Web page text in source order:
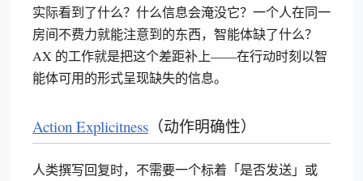
实际看到了什么？什么信息会淹没它？一个人在同一
房间不费力就能注意到的东西，智能体缺了什么？
AX 的工作就是把这个差距补上——在行动时刻以智
能体可用的形式呈现缺失的信息。
Action Explicitness （动作明确性）
人类撰写回复时，不需要一个标着「是否发送」或